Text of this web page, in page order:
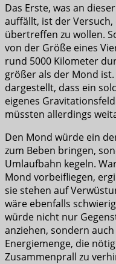
Das Erste, was an
auffällt, ist der
übertreffen zu wollen.
von der Größe eines
rund 5000 Kilometer
größer als der Mond
dargestellt, dass ein
eigenes
müssten allerdings
Den Mond würde ein
zum Beben bringen,
Umlaufbahn kegeln.
Mond vorbeifliegen,
sie stehen auf
wäre ebenfalls
würde nicht nur
anziehen, sondern
Energiemenge, die
Zusammenprall zu